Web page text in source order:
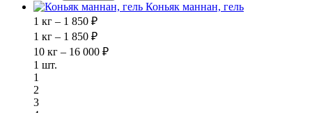
Коньяк маннан, гель
1 кг – 1 850 ₽
1 кг – 1 850 ₽
10 кг – 16 000 ₽
1 шт.
1
2
3